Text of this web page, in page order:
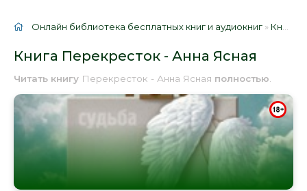
Онлайн библиотека бесплатных книг и аудиокниг » Книги
Книга Перекресток - Анна Ясная
Читать книгу Перекресток - Анна Ясная полностью